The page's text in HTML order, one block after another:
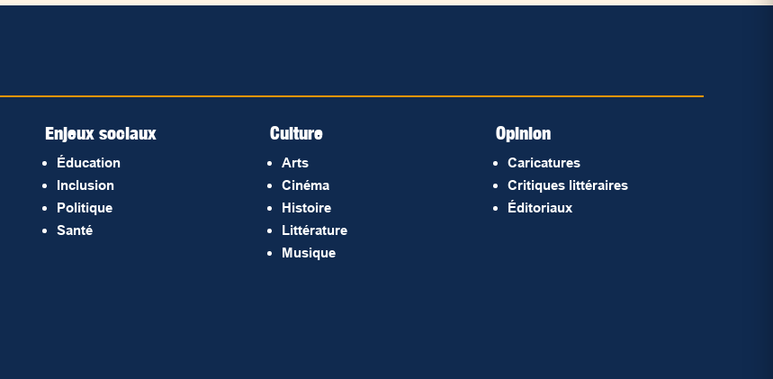
Enjeux sociaux
Éducation
Inclusion
Politique
Santé
Culture
Arts
Cinéma
Histoire
Littérature
Musique
Opinion
Caricatures
Critiques littéraires
Éditoriaux